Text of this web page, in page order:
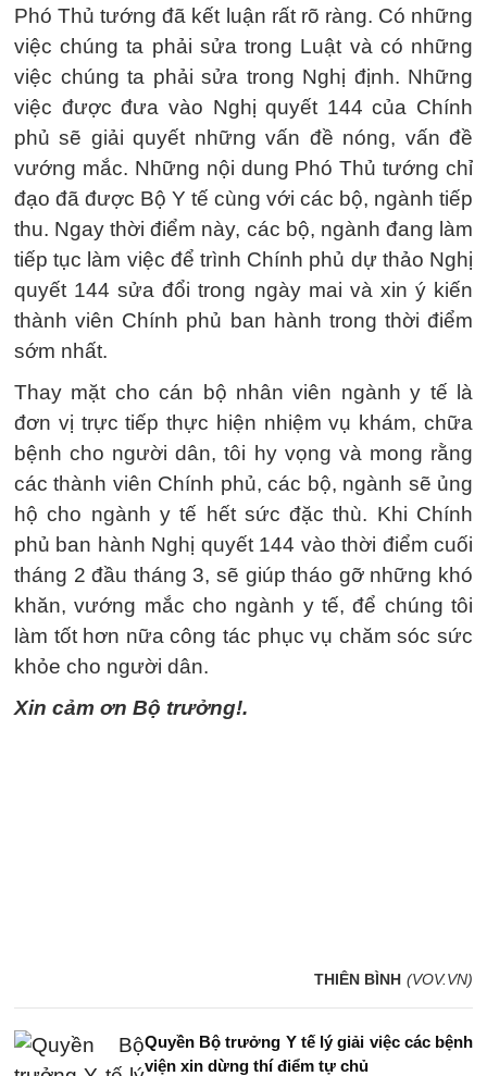
Phó Thủ tướng đã kết luận rất rõ ràng. Có những
việc chúng ta phải sửa trong Luật và có những
việc chúng ta phải sửa trong Nghị định. Những
việc được đưa vào Nghị quyết 144 của Chính
phủ sẽ giải quyết những vấn đề nóng, vấn đề
vướng mắc. Những nội dung Phó Thủ tướng chỉ
đạo đã được Bộ Y tế cùng với các bộ, ngành tiếp
thu. Ngay thời điểm này, các bộ, ngành đang làm
tiếp tục làm việc để trình Chính phủ dự thảo Nghị
quyết 144 sửa đổi trong ngày mai và xin ý kiến
thành viên Chính phủ ban hành trong thời điểm
sớm nhất.
Thay mặt cho cán bộ nhân viên ngành y tế là
đơn vị trực tiếp thực hiện nhiệm vụ khám, chữa
bệnh cho người dân, tôi hy vọng và mong rằng
các thành viên Chính phủ, các bộ, ngành sẽ ủng
hộ cho ngành y tế hết sức đặc thù. Khi Chính
phủ ban hành Nghị quyết 144 vào thời điểm cuối
tháng 2 đầu tháng 3, sẽ giúp tháo gỡ những khó
khăn, vướng mắc cho ngành y tế, để chúng tôi
làm tốt hơn nữa công tác phục vụ chăm sóc sức
khỏe cho người dân.
Xin cảm ơn Bộ trưởng!.
THIÊN BÌNH (VOV.VN)
Quyền Bộ trưởng Y tế lý giải việc các bệnh
viện xin dừng thí điểm tự chủ